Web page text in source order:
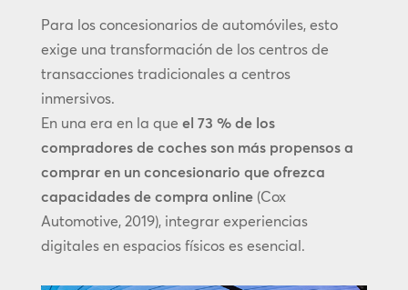
Para los concesionarios de automóviles, esto
exige una transformación de los centros de
transacciones tradicionales a centros
inmersivos.
En una era en la que el 73 % de los
compradores de coches son más propensos a
comprar en un concesionario que ofrezca
capacidades de compra online(Cox
Automotive, 2019), integrar experiencias
digitales en espacios físicos es esencial.